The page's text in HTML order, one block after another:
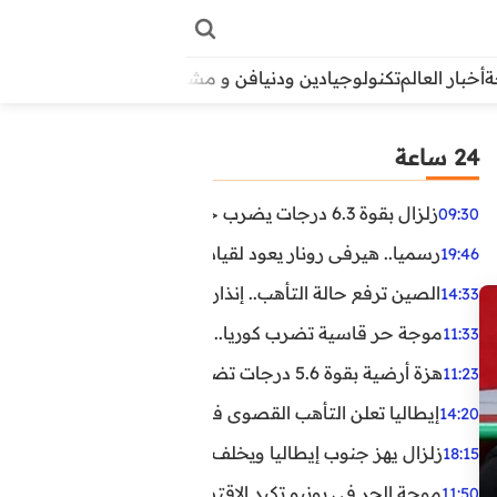
أخبار العالمتكنولوجيادين ودنيافن و مشاهير
24 ساعة
09:30زلزال بقوة 6.3 درجات يضرب جنوب الفلبين.. ولا تحذير من تسونامي حتى الآن
19:46رسميا.. هيرفي رونار يعود لقيادة منتخب كوت ديفوار
14:33الصين ترفع حالة التأهب.. إنذاران جديدان بسبب الأمطار
11:33موجة حر قاسية تضرب كوريا.. وفيات وإصابات ونفوق مئات
11:23هزة أرضية بقوة 5.6 درجات تضرب مصر
14:20إيطاليا تعلن التأهب القصوى في 23 مدينة بسبب موجة حر شديدة
18:15زلزال يهز جنوب إيطاليا ويخلف عشرات الجرحى